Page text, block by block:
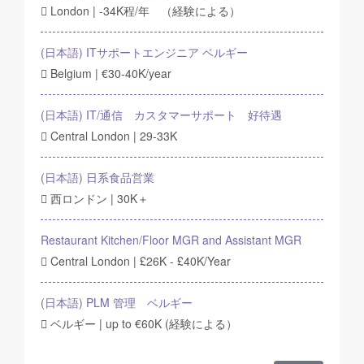
London | -34K程/年 （経験による）
(日本語) ITサポートエンジニア ベルギー
Belgium | €30-40K/year
(日本語) IT/通信 カスタマーサポート 好待遇
Central London | 29-33K
(日本語) 日系食品営業
西ロンドン | 30K＋
Restaurant Kitchen/Floor MGR and Assistant MGR
Central London | £26K - £40K/Year
(日本語) PLM 管理 ベルギー
ベルギー | up to €60K (経験による）